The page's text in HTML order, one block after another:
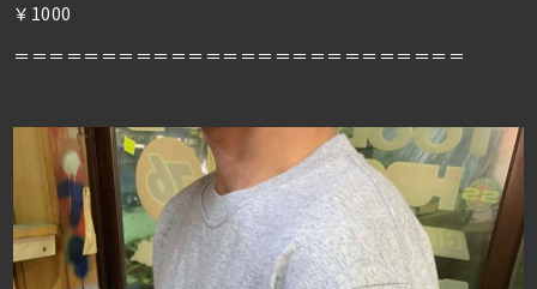
￥1000
＝＝＝＝＝＝＝＝＝＝＝＝＝＝＝＝＝＝＝＝＝＝＝＝＝＝